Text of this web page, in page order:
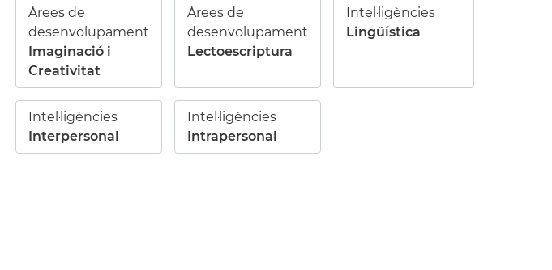
Àrees de
desenvolupament
Imaginació i
Creativitat
Àrees de
desenvolupament
Lectoescriptura
Intel·ligències
Lingüística
Intel·ligències
Interpersonal
Intel·ligències
Intrapersonal